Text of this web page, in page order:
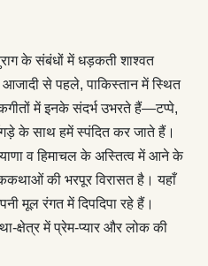
के संबंधों में धड़कती शाश्वत
से पहले, पाकिस्तान में स्थित
में इनके संदर्भ उभरते हैं—टप्पे,
के साथ हमें स्पंदित कर जाते हैं।
व हिमाचल के अस्तित्व में आने के
की भरपूर विरासत है। यहाँ
मूल रंगत में दिपदिपा रहे हैं।
क्षेत्र में प्रेम-प्यार और लोक की